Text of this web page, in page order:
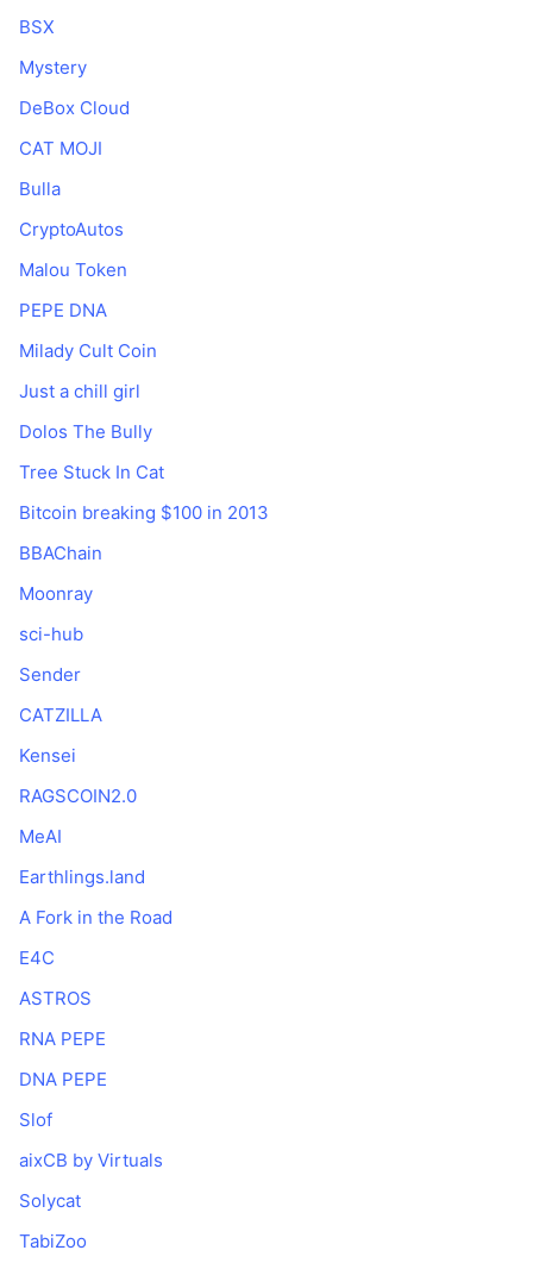
BSX
Mystery
DeBox Cloud
CAT MOJI
Bulla
CryptoAutos
Malou Token
PEPE DNA
Milady Cult Coin
Just a chill girl
Dolos The Bully
Tree Stuck In Cat
Bitcoin breaking $100 in 2013
BBAChain
Moonray
sci-hub
Sender
CATZILLA
Kensei
RAGSCOIN2.0
MeAI
Earthlings.land
A Fork in the Road
E4C
ASTROS
RNA PEPE
DNA PEPE
Slof
aixCB by Virtuals
Solycat
TabiZoo